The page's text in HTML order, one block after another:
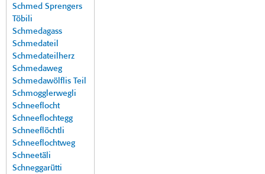
Schmed Sprengers
Töbili
Schmedagass
Schmedateil
Schmedateilherz
Schmedaweg
Schmedawölflis Teil
Schmogglerwegli
Schneeflocht
Schneeflochtegg
Schneeflöchtli
Schneeflochtweg
Schneetäli
Schneggarütti